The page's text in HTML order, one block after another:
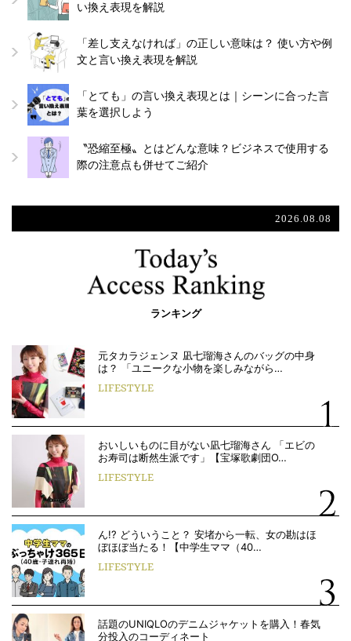
い換え表現を解説
「差し支えなければ」の正しい意味は？ 使い方や例
文と言い換え表現を解説
「とても」の言い換え表現とは｜シーンに合った言
葉を選択しよう
〝恐縮至極〟とはどんな意味？ビジネスで使用する
際の注意点も併せてご紹介
2026.08.08
ランキング
元タカラジェンヌ 凪七瑠海さんのバッグの中身
は？ 「ユニークな小物を楽しみながら…
LIFESTYLE
おいしいものに目がない凪七瑠海さん 「エビの
お寿司は断然生派です」【宝塚歌劇団O…
LIFESTYLE
ん!? どういうこと？ 安堵から一転、女の勘はほ
ぼほぼ当たる！【中学生ママ（40…
LIFESTYLE
話題のUNIQLOのデニムジャケットを購入！春気
分投入のコーディネート